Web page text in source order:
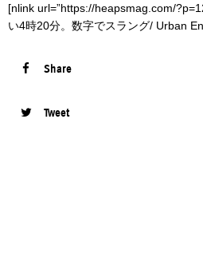
[nlink url=”https://heapsmag.com/
い4時20分。数字でスラング/ Urban
Share
Tweet